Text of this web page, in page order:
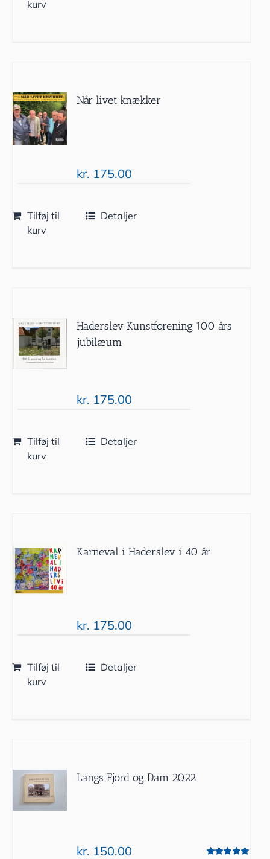
kurv
Når livet knækker
kr. 175.00
Tilføj til
kurv
Detaljer
Haderslev Kunstforening 100 års
jubilæum
kr. 175.00
Tilføj til
kurv
Detaljer
Karneval i Haderslev i 40 år
kr. 175.00
Tilføj til
kurv
Detaljer
Langs Fjord og Dam 2022
kr. 150.00